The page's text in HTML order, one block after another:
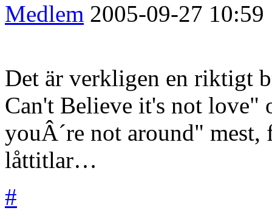
Medlem 2005-09-27 10:59
Det är verkligen en riktigt
Can't Believe it's not love"
youÂ´re not around"
låttitlar…
#